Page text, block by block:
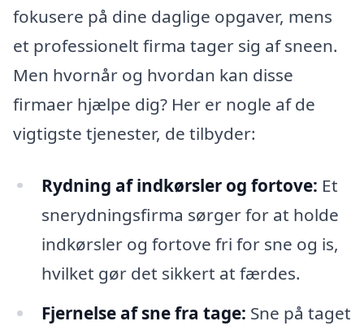
fokusere på dine daglige opgaver, mens
et professionelt firma tager sig af sneen.
Men hvornår og hvordan kan disse
firmaer hjælpe dig? Her er nogle af de
vigtigste tjenester, de tilbyder:
Rydning af indkørsler og fortove: Et
snerydningsfirma sørger for at holde
indkørsler og fortove fri for sne og is,
hvilket gør det sikkert at færdes.
Fjernelse af sne fra tage: Sne på taget